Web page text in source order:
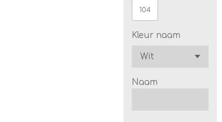
104
Kleur naam
Naam